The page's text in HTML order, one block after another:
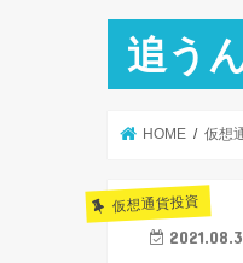
追う
HOME 仮想
仮想通貨投資